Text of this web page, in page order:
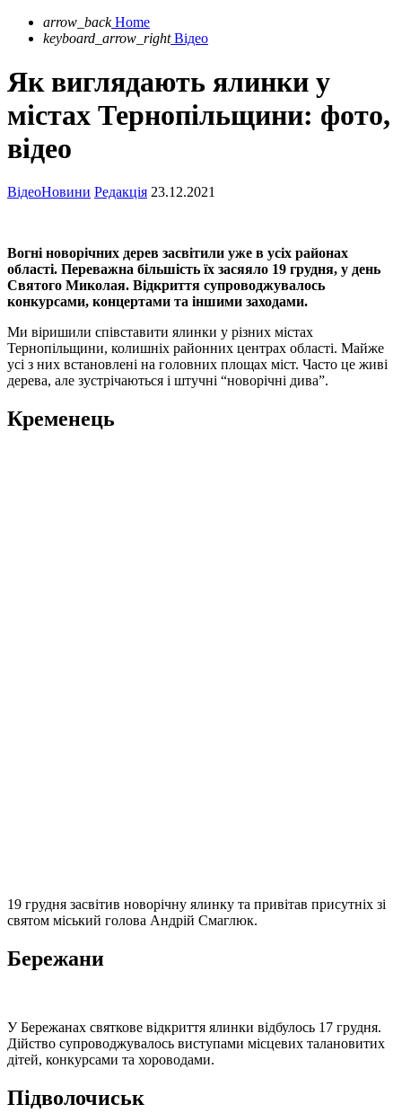
arrow_back Home
keyboard_arrow_right Відео
Як виглядають ялинки у
містах Тернопільщини: фото,
відео
ВідеоНовини Редакція 23.12.2021
Вогні новорічних дерев засвітили уже в усіх районах
області. Переважна більшість їх засяяло 19 грудня, у день
Святого Миколая. Відкриття супроводжувалось
конкурсами, концертами та іншими заходами.
Ми віришили співставити ялинки у різних містах
Тернопільщини, колишніх районних центрах області. Майже
усі з них встановлені на головних площах міст. Часто це живі
дерева, але зустрічаються і штучні “новорічні дива”.
Кременець
19 грудня засвітив новорічну ялинку та привітав присутніх зі
святом міський голова Андрій Смаглюк.
Бережани
У Бережанах святкове відкриття ялинки відбулось 17 грудня.
Дійство супроводжувалось виступами місцевих талановитих
дітей, конкурсами та хороводами.
Підволочиськ